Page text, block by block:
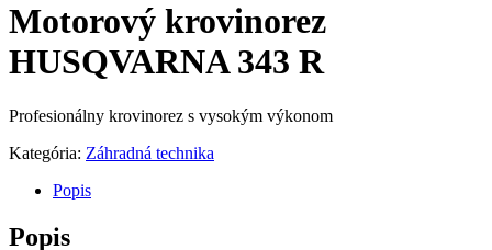
Motorový krovinorez
HUSQVARNA 343 R
Profesionálny krovinorez s vysokým výkonom
Kategória: Záhradná technika
Popis
Popis